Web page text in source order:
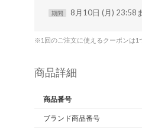
期間 8月10日 (月) 23:58
※1回のご注文に使えるクーポンは1
商品詳細
商品番号
ブランド商品番号